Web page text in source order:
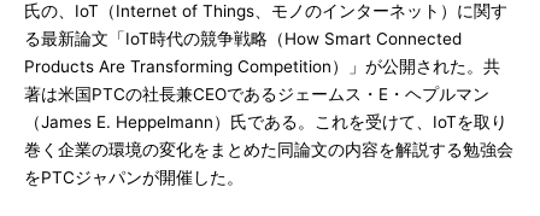
氏の、IoT（Internet of Things、モノのインターネット）に関す
る最新論文「IoT時代の競争戦略（How Smart Connected
Products Are Transforming Competition）」が公開された。共
著は米国PTCの社長兼CEOであるジェームス・E・ヘプルマン
（James E. Heppelmann）氏である。これを受けて、IoTを取り
巻く企業の環境の変化をまとめた同論文の内容を解説する勉強会
をPTCジャパンが開催した。